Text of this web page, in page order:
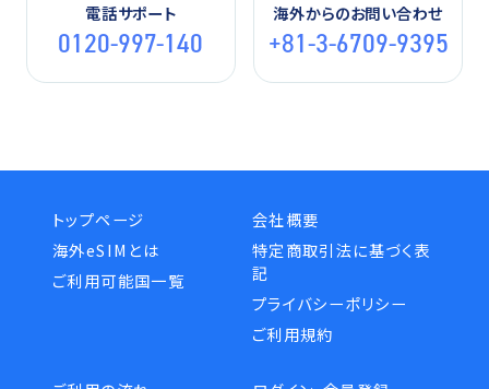
電話サポート
0120-997-140
海外からのお問い合わせ
+81-3-6709-9395
トップページ
海外eSIMとは
ご利用可能国一覧
会社概要
特定商取引法に基づく表
記
プライバシーポリシー
ご利用規約